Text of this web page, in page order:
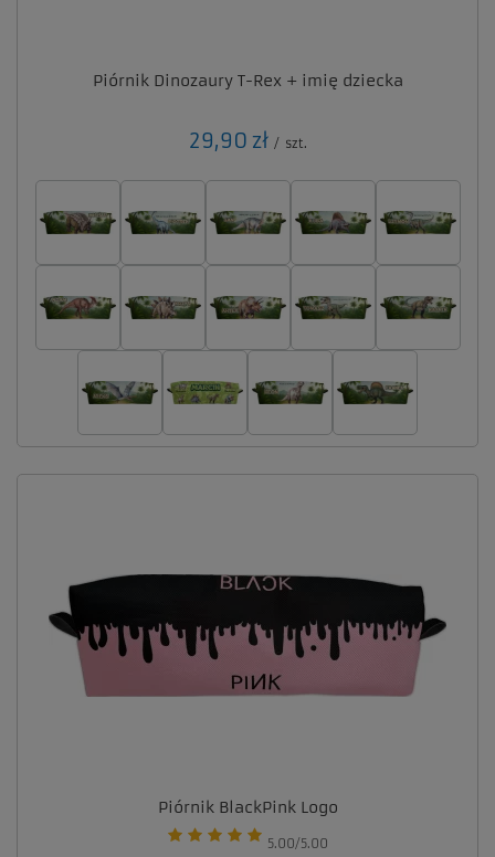
Piórnik Dinozaury T-Rex + imię dziecka
29,90 zł / szt.
Piórnik BlackPink Logo
5.00/5.00